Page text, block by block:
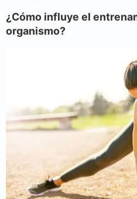
¿Cómo influye el
organismo?